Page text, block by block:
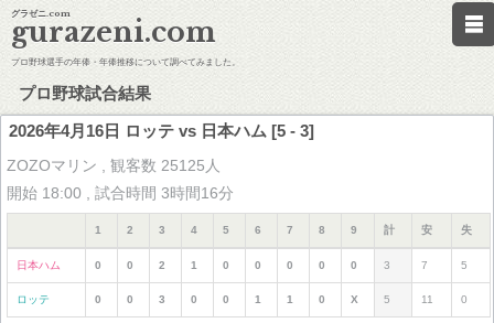
グラゼニ.com
gurazeni.com
プロ野球選手の年俸・年俸推移について調べてみました。
プロ野球試合結果
2026年4月16日 ロッテ vs 日本ハム [5 - 3]
ZOZOマリン , 観客数 25125人
開始 18:00 , 試合時間 3時間16分
1 2 3 4 5 6 7 8 9 計 安 失
日本ハム 0 0 2 1 0 0 0 0 0 3 7 5
ロッテ 0 0 3 0 0 1 1 0 X 5 11 0